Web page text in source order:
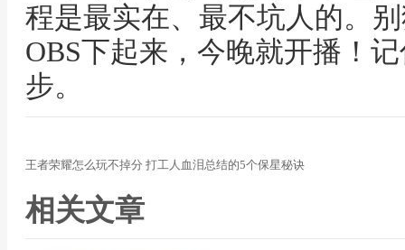
程是最实在、最不坑人的。
OBS下起来，今晚就开播！
步。
王者荣耀怎么玩不掉分 打工人血泪总结的5个保星秘诀
相关文章